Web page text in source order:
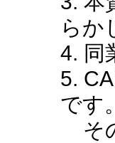
らか
4. 同
5.
です。
そ